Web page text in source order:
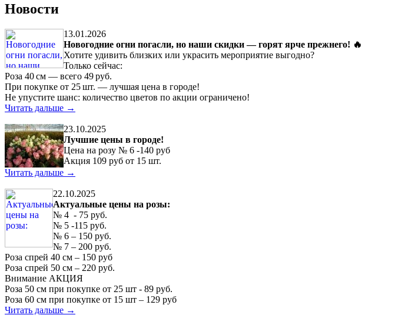
Новости
13.01.2026
Новогодние огни погасли, но наши скидки — горят ярче прежнего! 🔥
Хотите удивить близких или украсить мероприятие выгодно?
Только сейчас:
Роза 40 см — всего 49 руб.
При покупке от 25 шт. — лучшая цена в городе!
Не упустите шанс: количество цветов по акции ограничено!
Читать дальше →
23.10.2025
Лучшие цены в городе!
Цена на розу № 6 -140 руб
Акция 109 руб от 15 шт.
Читать дальше →
22.10.2025
Актуальные цены на розы:
№ 4 - 75 руб.
№ 5 -115 руб.
№ 6 – 150 руб.
№ 7 – 200 руб.
Роза спрей 40 см – 150 руб
Роза спрей 50 см – 220 руб.
Внимание АКЦИЯ
Роза 50 см при покупке от 25 шт - 89 руб.
Роза 60 см при покупке от 15 шт – 129 руб
Читать дальше →